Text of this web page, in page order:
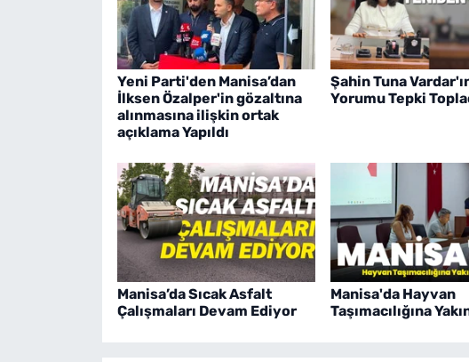
Yeni Parti'den Manisa’dan
İlksen Özalper'in gözaltına
alınmasına ilişkin ortak
açıklama Yapıldı
Şahin Tuna
Yorumu Tepki
Manisa’da Sıcak Asfalt
Çalışmaları Devam Ediyor
Manisa'da Hayvan
Taşımacılığına